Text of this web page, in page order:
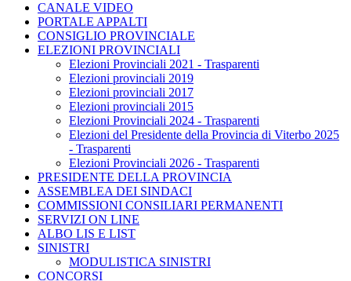
CANALE VIDEO
PORTALE APPALTI
CONSIGLIO PROVINCIALE
ELEZIONI PROVINCIALI
Elezioni Provinciali 2021 - Trasparenti
Elezioni provinciali 2019
Elezioni provinciali 2017
Elezioni provinciali 2015
Elezioni Provinciali 2024 - Trasparenti
Elezioni del Presidente della Provincia di Viterbo 2025
- Trasparenti
Elezioni Provinciali 2026 - Trasparenti
PRESIDENTE DELLA PROVINCIA
ASSEMBLEA DEI SINDACI
COMMISSIONI CONSILIARI PERMANENTI
SERVIZI ON LINE
ALBO LIS E LIST
SINISTRI
MODULISTICA SINISTRI
CONCORSI